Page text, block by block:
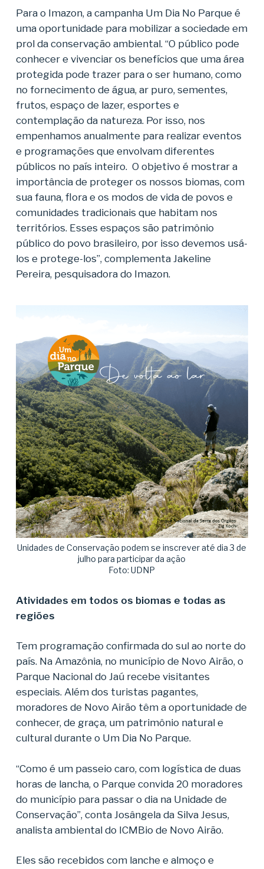
Para o Imazon, a campanha Um Dia No Parque é
uma oportunidade para mobilizar a sociedade em
prol da conservação ambiental. “O público pode
conhecer e vivenciar os benefícios que uma área
protegida pode trazer para o ser humano, como
no fornecimento de água, ar puro, sementes,
frutos, espaço de lazer, esportes e
contemplação da natureza. Por isso, nos
empenhamos anualmente para realizar eventos
e programações que envolvam diferentes
públicos no país inteiro. O objetivo é mostrar a
importância de proteger os nossos biomas, com
sua fauna, flora e os modos de vida de povos e
comunidades tradicionais que habitam nos
territórios. Esses espaços são patrimônio
público do povo brasileiro, por isso devemos usá-
los e protege-los”, complementa Jakeline
Pereira, pesquisadora do Imazon.
Unidades de Conservação podem se inscrever até dia 3 de
julho para participar da ação
Foto: UDNP
Atividades em todos os biomas e todas as
regiões
Tem programação confirmada do sul ao norte do
país. Na Amazônia, no município de Novo Airão, o
Parque Nacional do Jaú recebe visitantes
especiais. Além dos turistas pagantes,
moradores de Novo Airão têm a oportunidade de
conhecer, de graça, um patrimônio natural e
cultural durante o Um Dia No Parque.
“Como é um passeio caro, com logística de duas
horas de lancha, o Parque convida 20 moradores
do município para passar o dia na Unidade de
Conservação”, conta Josângela da Silva Jesus,
analista ambiental do ICMBio de Novo Airão.
Eles são recebidos com lanche e almoço e